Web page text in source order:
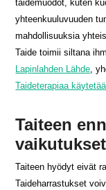
taidemuodot, kuten
yhteenkuuluvuuden
mahdollisuuksia
Taide toimii siltana
Lapinlahden Lähde,
Taideterapiaa
Taiteen
Taiteen hyödyt eivät
Taideharrastukset